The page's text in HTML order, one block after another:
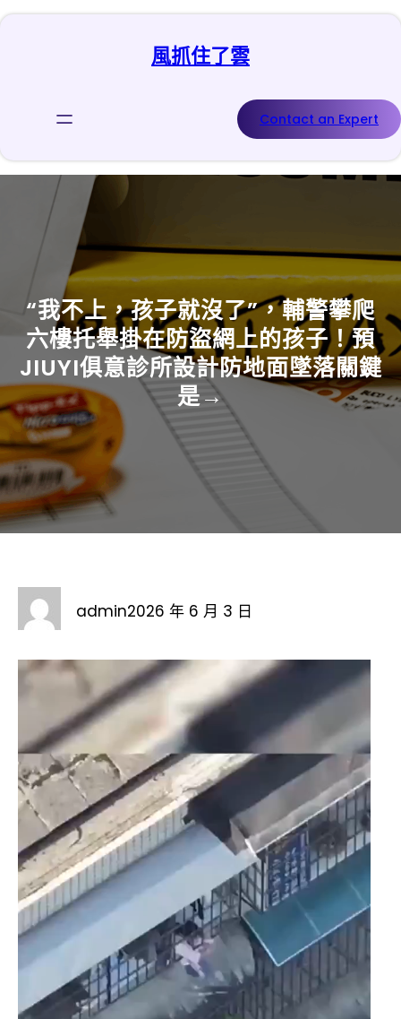
跳
風抓住了雲
Contact an Expert
“我不上，孩子就沒了”，輔警攀爬
六樓托舉掛在防盜網上的孩子！預
JIUYI俱意診所設計防地面墜落關鍵
是→
admin2026 年 6 月 3 日